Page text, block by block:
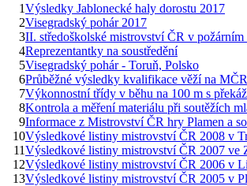
1Výsledky Jablonecké haly dorostu 2017
2Visegradský pohár 2017
3II. středoškolské mistrovství ČR v požárním
4Reprezentantky na soustředění
5Visegradský pohár - Toruň, Polsko
6Průběžné výsledky kvalifikace věží na
7Výkonnostní třídy v běhu na 100 m s
8Kontrola a měření materiálu při soutěžích
9Informace z Mistrovství ČR hry Plamen a
10Výsledkové listiny mistrovství ČR 2008 v
11Výsledkové listiny mistrovství ČR 2007 ve
12Výsledkové listiny mistrovství ČR 2006 v
13Výsledkové listiny mistrovství ČR 2005 v